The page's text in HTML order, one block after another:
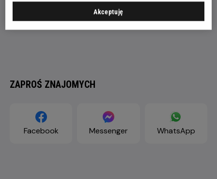
ZAPROŚ ZNAJOMYCH
Facebook Messenger WhatsApp
Akceptuję